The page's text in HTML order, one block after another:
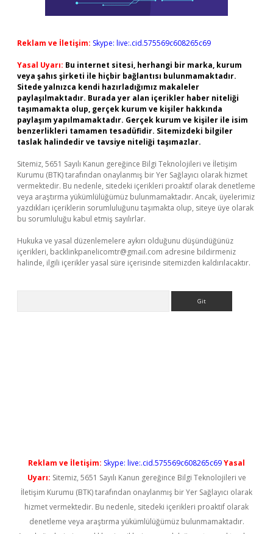
Reklam ve İletişim: Skype: live:.cid.575569c608265c69
Yasal Uyarı: Bu internet sitesi, herhangi bir marka, kurum
veya şahıs şirketi ile hiçbir bağlantısı bulunmamaktadır.
Sitede yalnızca kendi hazırladığımız makaleler
paylaşılmaktadır. Burada yer alan içerikler haber niteliği
taşımamakta olup, gerçek kurum ve kişiler hakkında
paylaşım yapılmamaktadır. Gerçek kurum ve kişiler ile isim
benzerlikleri tamamen tesadüfidir. Sitemizdeki bilgiler
taslak halindedir ve tavsiye niteliği taşımazlar.
Sitemiz, 5651 Sayılı Kanun gereğince Bilgi Teknolojileri ve İletişim
Kurumu (BTK) tarafından onaylanmış bir Yer Sağlayıcı olarak hizmet
vermektedir. Bu nedenle, sitedeki içerikleri proaktif olarak denetleme
veya araştırma yükümlülüğümüz bulunmamaktadır. Ancak, üyelerimiz
yazdıkları içeriklerin sorumluluğunu taşımakta olup, siteye üye olarak
bu sorumluluğu kabul etmiş sayılırlar.
Hukuka ve yasal düzenlemelere aykırı olduğunu düşündüğünüz
içerikleri, backlinkpanelicomtr@gmail.com adresine bildirmeniz
halinde, ilgili içerikler yasal süre içerisinde sitemizden kaldırılacaktır.
Reklam ve İletişim: Skype: live:.cid.575569c608265c69Yasal
Uyarı: Sitemiz, 5651 Sayılı Kanun gereğince Bilgi Teknolojileri ve
İletişim Kurumu (BTK) tarafından onaylanmış bir Yer Sağlayıcı olarak
hizmet vermektedir. Bu nedenle, sitedeki içerikleri proaktif olarak
denetleme veya araştırma yükümlülüğümüz bulunmamaktadır.